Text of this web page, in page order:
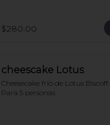
$280.00
cheescake Lotus
Cheesecake frío de Lotus Biscoff.
Para 5 personas